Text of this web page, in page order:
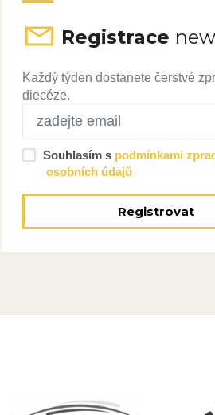
Registrace
Každý týden dostanete čerstvé
diecéze.
Souhlasím s podmínkami
osobních údajů
Registrovat